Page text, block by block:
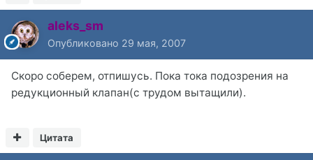
aleks_sm
Опубликовано 29 мая, 2007
Скоро соберем, отпишусь. Пока тока подозрения на
редукционный клапан(с трудом вытащили).
Цитата